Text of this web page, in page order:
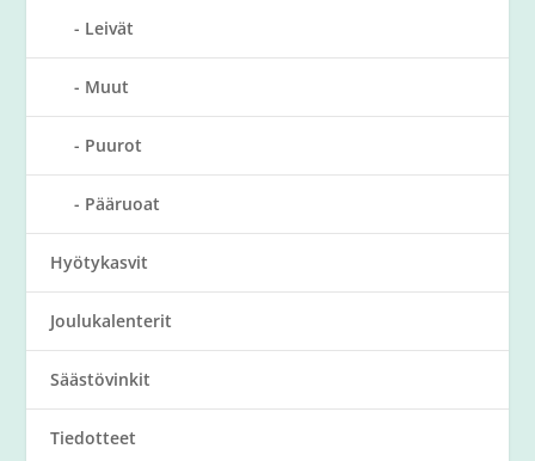
Leivät
Muut
Puurot
Pääruoat
Hyötykasvit
Joulukalenterit
Säästövinkit
Tiedotteet